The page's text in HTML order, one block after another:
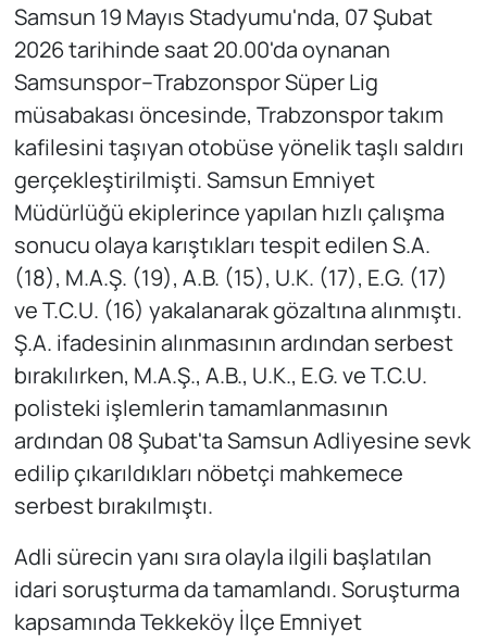
Samsun 19 Mayıs Stadyumu'nda, 07 Şubat
2026 tarihinde saat 20.00'da oynanan
Samsunspor–Trabzonspor Süper Lig
müsabakası öncesinde, Trabzonspor takım
kafilesini taşıyan otobüse yönelik taşlı saldırı
gerçekleştirilmişti. Samsun Emniyet
Müdürlüğü ekiplerince yapılan hızlı çalışma
sonucu olaya karıştıkları tespit edilen S.A.
(18), M.A.Ş. (19), A.B. (15), U.K. (17), E.G. (17)
ve T.C.U. (16) yakalanarak gözaltına alınmıştı.
Ş.A. ifadesinin alınmasının ardından serbest
bırakılırken, M.A.Ş., A.B., U.K., E.G. ve T.C.U.
polisteki işlemlerin tamamlanmasının
ardından 08 Şubat'ta Samsun Adliyesine sevk
edilip çıkarıldıkları nöbetçi mahkemece
serbest bırakılmıştı.
Adli sürecin yanı sıra olayla ilgili başlatılan
idari soruşturma da tamamlandı. Soruşturma
kapsamında Tekkeköy İlçe Emniyet